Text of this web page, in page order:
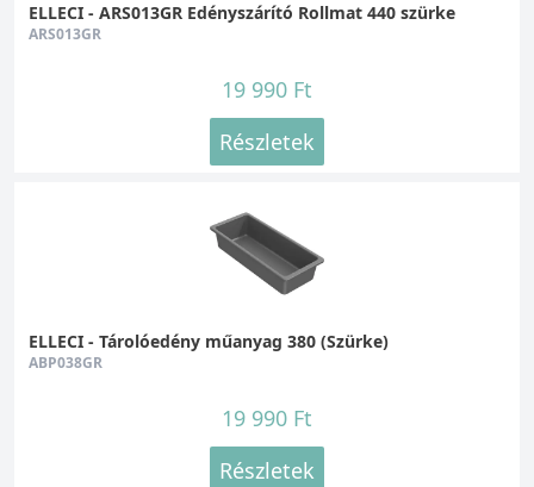
ELLECI - ARS013GR Edényszárító Rollmat 440 szürke
ARS013GR
19 990 Ft
Részletek
ELLECI - Tárolóedény műanyag 380 (Szürke)
ABP038GR
19 990 Ft
Részletek